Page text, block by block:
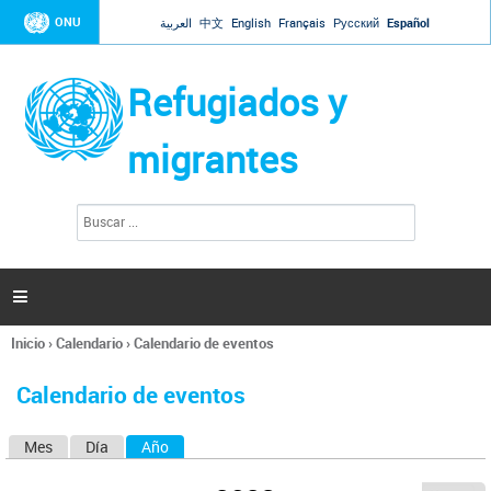
Jump to navigation
ONU العربية 中文 English Français Русский Español
Refugiados y
migrantes
l
s

Se
usted
Inicio›Calendario›Calendario de eventos
Calendario de eventos
Mes Día Año